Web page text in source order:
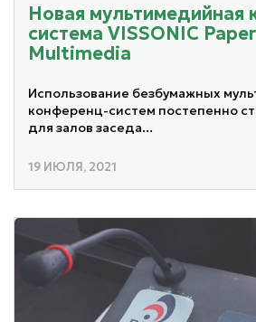
Новая мультимедийная
система VISSONIC
Multimedia
Использование безбумажных
конференц-систем постепенно
для залов заседа...
19 ИЮЛЯ, 2021